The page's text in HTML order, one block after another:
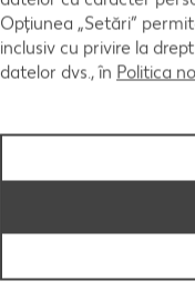
Opțiunea „Setări”
inclusiv cu privire la
datelor dvs., în Politica